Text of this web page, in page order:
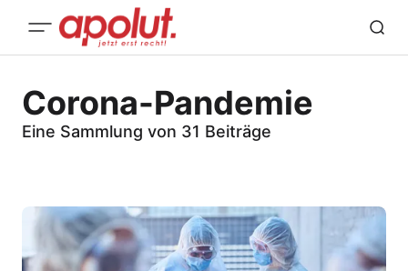
Corona-Pandemie
Eine Sammlung von 31 Beiträge